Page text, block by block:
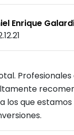
Enrique
los que